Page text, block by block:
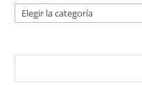
a
g